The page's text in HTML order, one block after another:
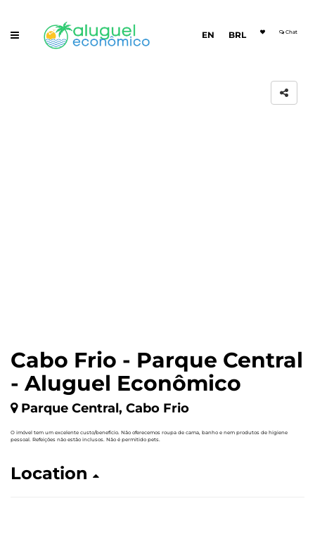
EN BRL Chat
Cabo Frio - Parque Central
- Aluguel Econômico
Parque Central, Cabo Frio
O imóvel tem um excelente custo/benefício. Não oferecemos roupa de cama, banho e nem produtos de higiene
pessoal. Refeições não estão inclusos. Não é permitido pets.
Location